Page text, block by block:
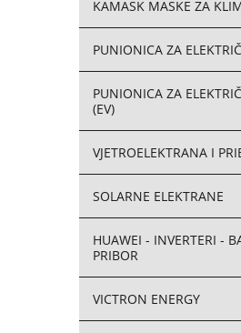
KAMASK MASKE ZA
PUNIONICA ZA
PUNIONICA ZA
(EV)
VJETROELEKTRANA I
SOLARNE ELEKTRANE
HUAWEI - INVERTERI -
PRIBOR
VICTRON ENERGY